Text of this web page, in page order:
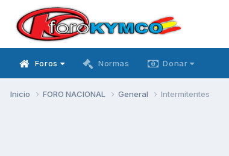
Foros Normas Donar
Inicio FORO NACIONAL General Intermitentes